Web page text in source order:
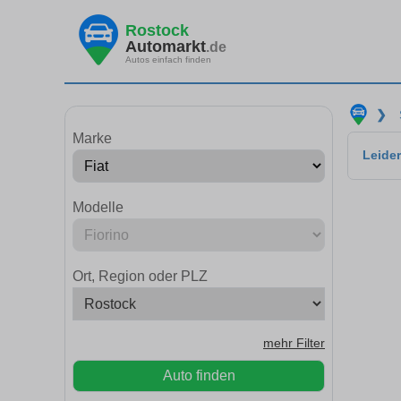
Rostock
Automarkt.de
Autos einfach finden
Marke
Modelle
Ort, Region oder PLZ
mehr Filter
Auto finden
❯